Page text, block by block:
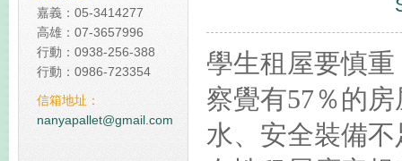
嘉義：05-3414277
高雄：07-3657996
行動：0938-256-388
行動：0986-723354
信箱地址：
nanyapallet@gmail.com
台灣最快2023年徵收碳費
佔我國20%碳排放 台塑規
碳中和塑膠棧板
全球減碳表現台灣倒數第
學生租屋要慎
察覺有57％的
水、安全裝備